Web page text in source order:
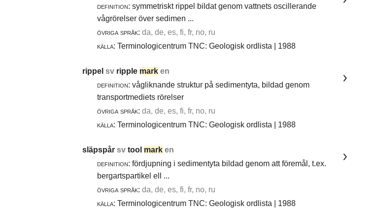
definition: symmetriskt rippel bildat genom vattnets oscillerande
vågrörelser över sedimen ...
övriga språk: da, de, es, fi, fr, no, ru
källa: Terminologicentrum TNC: Geologisk ordlista | 1988
rippel sv ripple mark en
definition: vågliknande struktur på sedimentyta, bildad genom
transportmediets rörelser
övriga språk: da, de, es, fi, fr, no, ru
källa: Terminologicentrum TNC: Geologisk ordlista | 1988
släpspår sv tool mark en
definition: fördjupning i sedimentyta bildad genom att föremål, t.ex.
bergartspartikel ell ...
övriga språk: da, de, es, fi, fr, no, ru
källa: Terminologicentrum TNC: Geologisk ordlista | 1988